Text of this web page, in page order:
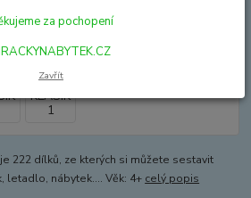
222 dílků, ze kterých si můžete sestavit
letadlo, nábytek.... Věk: 4+ celý popis
za pochopení
Zavřít